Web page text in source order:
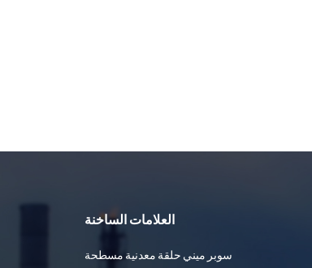
العلامات الساخنة
سوبر ميني حلقة معدنية مسطحة